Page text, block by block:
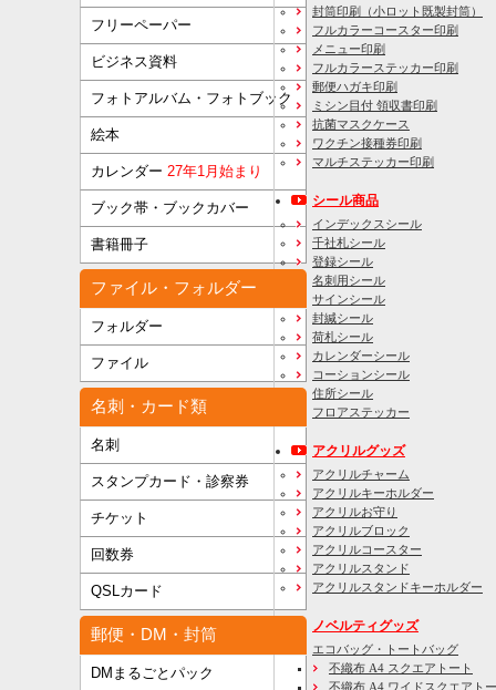
フリーペーパー
ビジネス資料
フォトアルバム・フォトブック
絵本
カレンダー 27年1月始まり
ブック帯・ブックカバー
書籍冊子
ファイル・フォルダー
フォルダー
ファイル
名刺・カード類
名刺
スタンプカード・診察券
チケット
回数券
QSLカード
郵便・DM・封筒
DMまるごとパック
封筒印刷
（小ロット既製封筒）
フルカラーコースター印刷
メニュー印刷
フルカラーステッカー印刷
郵便ハガキ印刷
ミシン目付 領収書印刷
抗菌マスクケース
ワクチン接種券印刷
マルチステッカー印刷
シール商品
インデックスシール
千社札シール
登録シール
名刺用シール
サインシール
封緘シール
荷札シール
カレンダーシール
コーションシール
住所シール
フロアステッカー
アクリルグッズ
アクリルチャーム
アクリルキーホルダー
アクリルお守り
アクリルブロック
アクリルコースター
アクリルスタンド
アクリルスタンドキーホルダー
ノベルティグッズ
エコバッグ・トートバッグ
不織布 A4 スクエアトート
不織布 A4 ワイドスクエアト